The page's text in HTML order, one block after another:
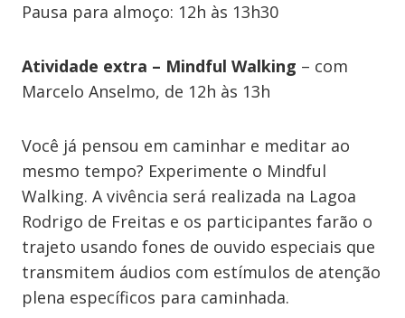
Pausa para almoço: 12h às 13h30
Atividade extra – Mindful Walking – com
Marcelo Anselmo, de 12h às 13h
Você já pensou em caminhar e meditar ao
mesmo tempo? Experimente o Mindful
Walking. A vivência será realizada na Lagoa
Rodrigo de Freitas e os participantes farão o
trajeto usando fones de ouvido especiais que
transmitem áudios com estímulos de atenção
plena específicos para caminhada.